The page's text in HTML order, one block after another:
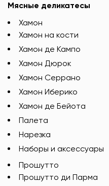
Мясные деликатесы
Хамон
Хамон на кости
Хамон де Кампо
Хамон Дюрок
Хамон Серрано
Хамон Иберико
Хамон де Бейота
Палета
Нарезка
Наборы и аксессуары
Прошутто
Прошутто ди Парма